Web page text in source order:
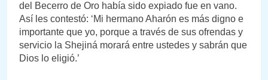
del Becerro de Oro había sido expiado fue en vano.
Así les contestó: ‘Mi hermano Aharón es más digno e
importante que yo, porque a través de sus ofrendas y
servicio la Shejiná morará entre ustedes y sabrán que
Dios lo eligió.’